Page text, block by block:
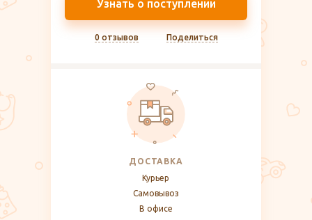
Узнать о поступлении
0 отзывов Поделиться
ДОСТАВКА
Курьер
Самовывоз
В офисе